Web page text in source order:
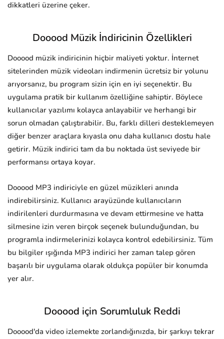
dikkatleri üzerine çeker.
Dooood Müzik İndiricinin Özellikleri
Dooood müzik indiricinin hiçbir maliyeti yoktur. İnternet
sitelerinden müzik videoları indirmenin ücretsiz bir yolunu
arıyorsanız, bu program sizin için en iyi seçenektir. Bu
uygulama pratik bir kullanım özelliğine sahiptir. Böylece
kullanıcılar yazılımı kolayca anlayabilir ve herhangi bir
sorun olmadan çalıştırabilir. Bu, farklı dilleri desteklemeyen
diğer benzer araçlara kıyasla onu daha kullanıcı dostu hale
getirir. Müzik indirici tam da bu noktada üst seviyede bir
performansı ortaya koyar.
Dooood MP3 indiriciyle en güzel müzikleri anında
indirebilirsiniz. Kullanıcı arayüzünde kullanıcıların
indirilenleri durdurmasına ve devam ettirmesine ve hatta
silmesine izin veren birçok seçenek bulunduğundan, bu
programla indirmelerinizi kolayca kontrol edebilirsiniz. Tüm
bu bilgiler ışığında MP3 indirici her zaman talep gören
başarılı bir uygulama olarak oldukça popüler bir konumda
yer alır.
Dooood için Sorumluluk Reddi
Dooood'da video izlemekte zorlandığınızda, bir şarkıyı tekrar